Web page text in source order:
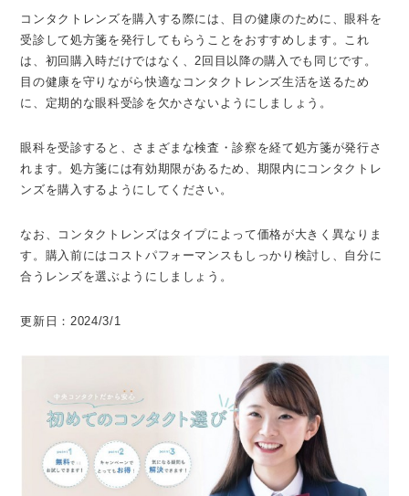
コンタクトレンズを購入する際には、目の健康のために、眼科を
受診して処方箋を発行してもらうことをおすすめします。これ
は、初回購入時だけではなく、2回目以降の購入でも同じです。
目の健康を守りながら快適なコンタクトレンズ生活を送るため
に、定期的な眼科受診を欠かさないようにしましょう。
眼科を受診すると、さまざまな検査・診察を経て処方箋が発行さ
れます。処方箋には有効期限があるため、期限内にコンタクトレ
ンズを購入するようにしてください。
なお、コンタクトレンズはタイプによって価格が大きく異なりま
す。購入前にはコストパフォーマンスもしっかり検討し、自分に
合うレンズを選ぶようにしましょう。
更新日：2024/3/1